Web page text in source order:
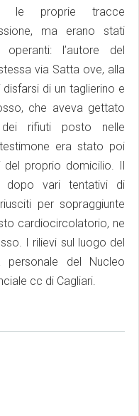
le proprie tracce
ma erano stati
l’autore del
via Satta ove, alla
di un taglierino e
che aveva gettato
rifiuti posto nelle
era stato poi
proprio domicilio. Il
dopo vari tentativi di
per sopraggiunte
cardiocircolatorio, ne
I rilievi sul luogo del
del Nucleo
cc di Cagliari.